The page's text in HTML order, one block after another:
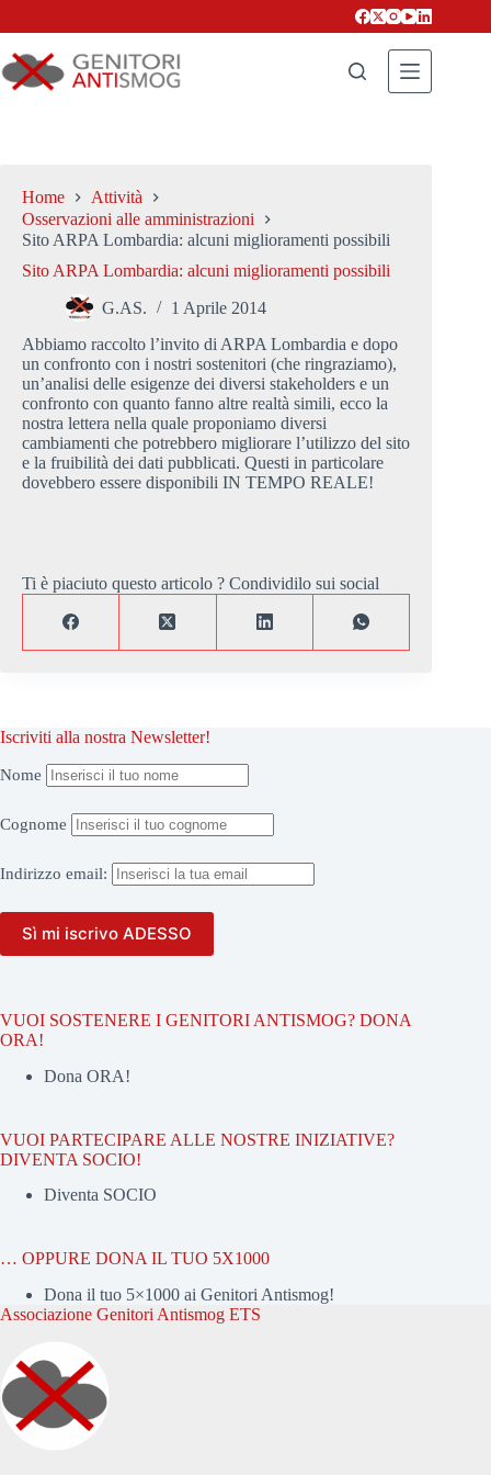
Home
Attività
Osservazioni alle amministrazioni
Sito ARPA Lombardia: alcuni miglioramenti possibili
Sito ARPA Lombardia: alcuni miglioramenti possibili
G.AS.
1 Aprile 2014
Abbiamo raccolto l’invito di ARPA Lombardia e dopo
un confronto con i nostri sostenitori (che ringraziamo),
un’analisi delle esigenze dei diversi stakeholders e un
confronto con quanto fanno altre realtà simili, ecco la
nostra lettera nella quale proponiamo diversi
cambiamenti che potrebbero migliorare l’utilizzo del sito
e la fruibilità dei dati pubblicati. Questi in particolare
dovebbero essere disponibili IN TEMPO REALE!
Ti è piaciuto questo articolo ? Condividilo sui social
Iscriviti alla nostra Newsletter!
Nome
Cognome
Indirizzo email:
VUOI SOSTENERE I GENITORI ANTISMOG? DONA
ORA!
Dona ORA!
VUOI PARTECIPARE ALLE NOSTRE INIZIATIVE?
DIVENTA SOCIO!
Diventa SOCIO
… OPPURE DONA IL TUO 5X1000
Dona il tuo 5×1000 ai Genitori Antismog!
Associazione Genitori Antismog ETS